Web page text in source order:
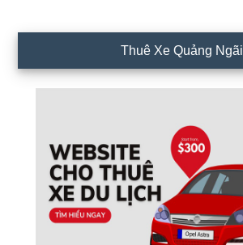
Thuê Xe Quảng Ngãi